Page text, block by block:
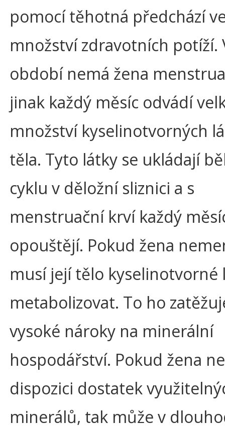
pomocí těhotná předchází
množství zdravotních potíží.
období nemá žena
jinak každý měsíc odvádí
množství kyselinotvorných
těla. Tyto látky se ukládají
cyklu v děložní sliznici a s
menstruační krví každý
opouštějí. Pokud žena
musí její tělo kyselinotvorné
metabolizovat. To ho
vysoké nároky na minerální
hospodářství. Pokud žena
dispozici dostatek
minerálů, tak může v